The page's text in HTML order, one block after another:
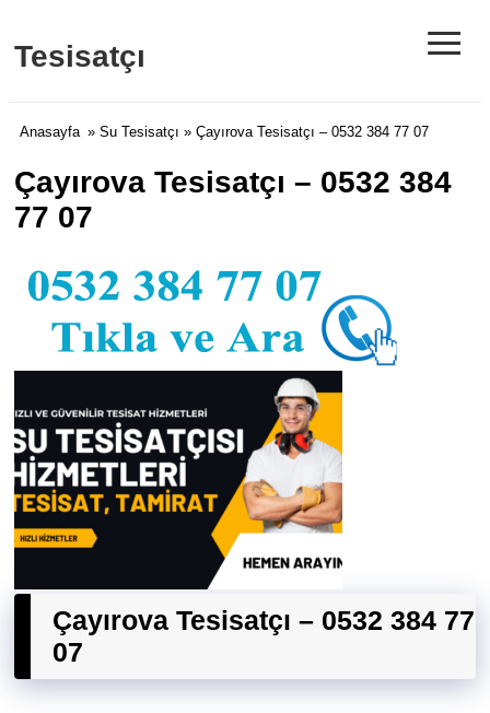
Tesisatçı ≡
Anasayfa » Su Tesisatçı » Çayırova Tesisatçı – 0532 384 77 07
Çayırova Tesisatçı – 0532 384
77 07
Çayırova Tesisatçı – 0532 384 77
07